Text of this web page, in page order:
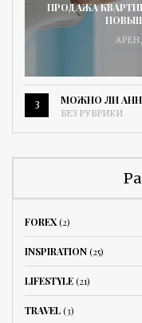
ПРОДАЖА
3 МОЖНО ЛИ
БЕЗ РУБРИКИ
FOREX(2)
INSPIRATION(25)
LIFESTYLE(21)
TRAVEL(3)